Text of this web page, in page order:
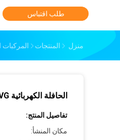
طلب اقتباس
منزل المنتجات المركبات
الحافلة الكهربائية CKZ6851HBEVG مع 66 راكبا
تفاصيل المنتج:
مكان المنشأ: